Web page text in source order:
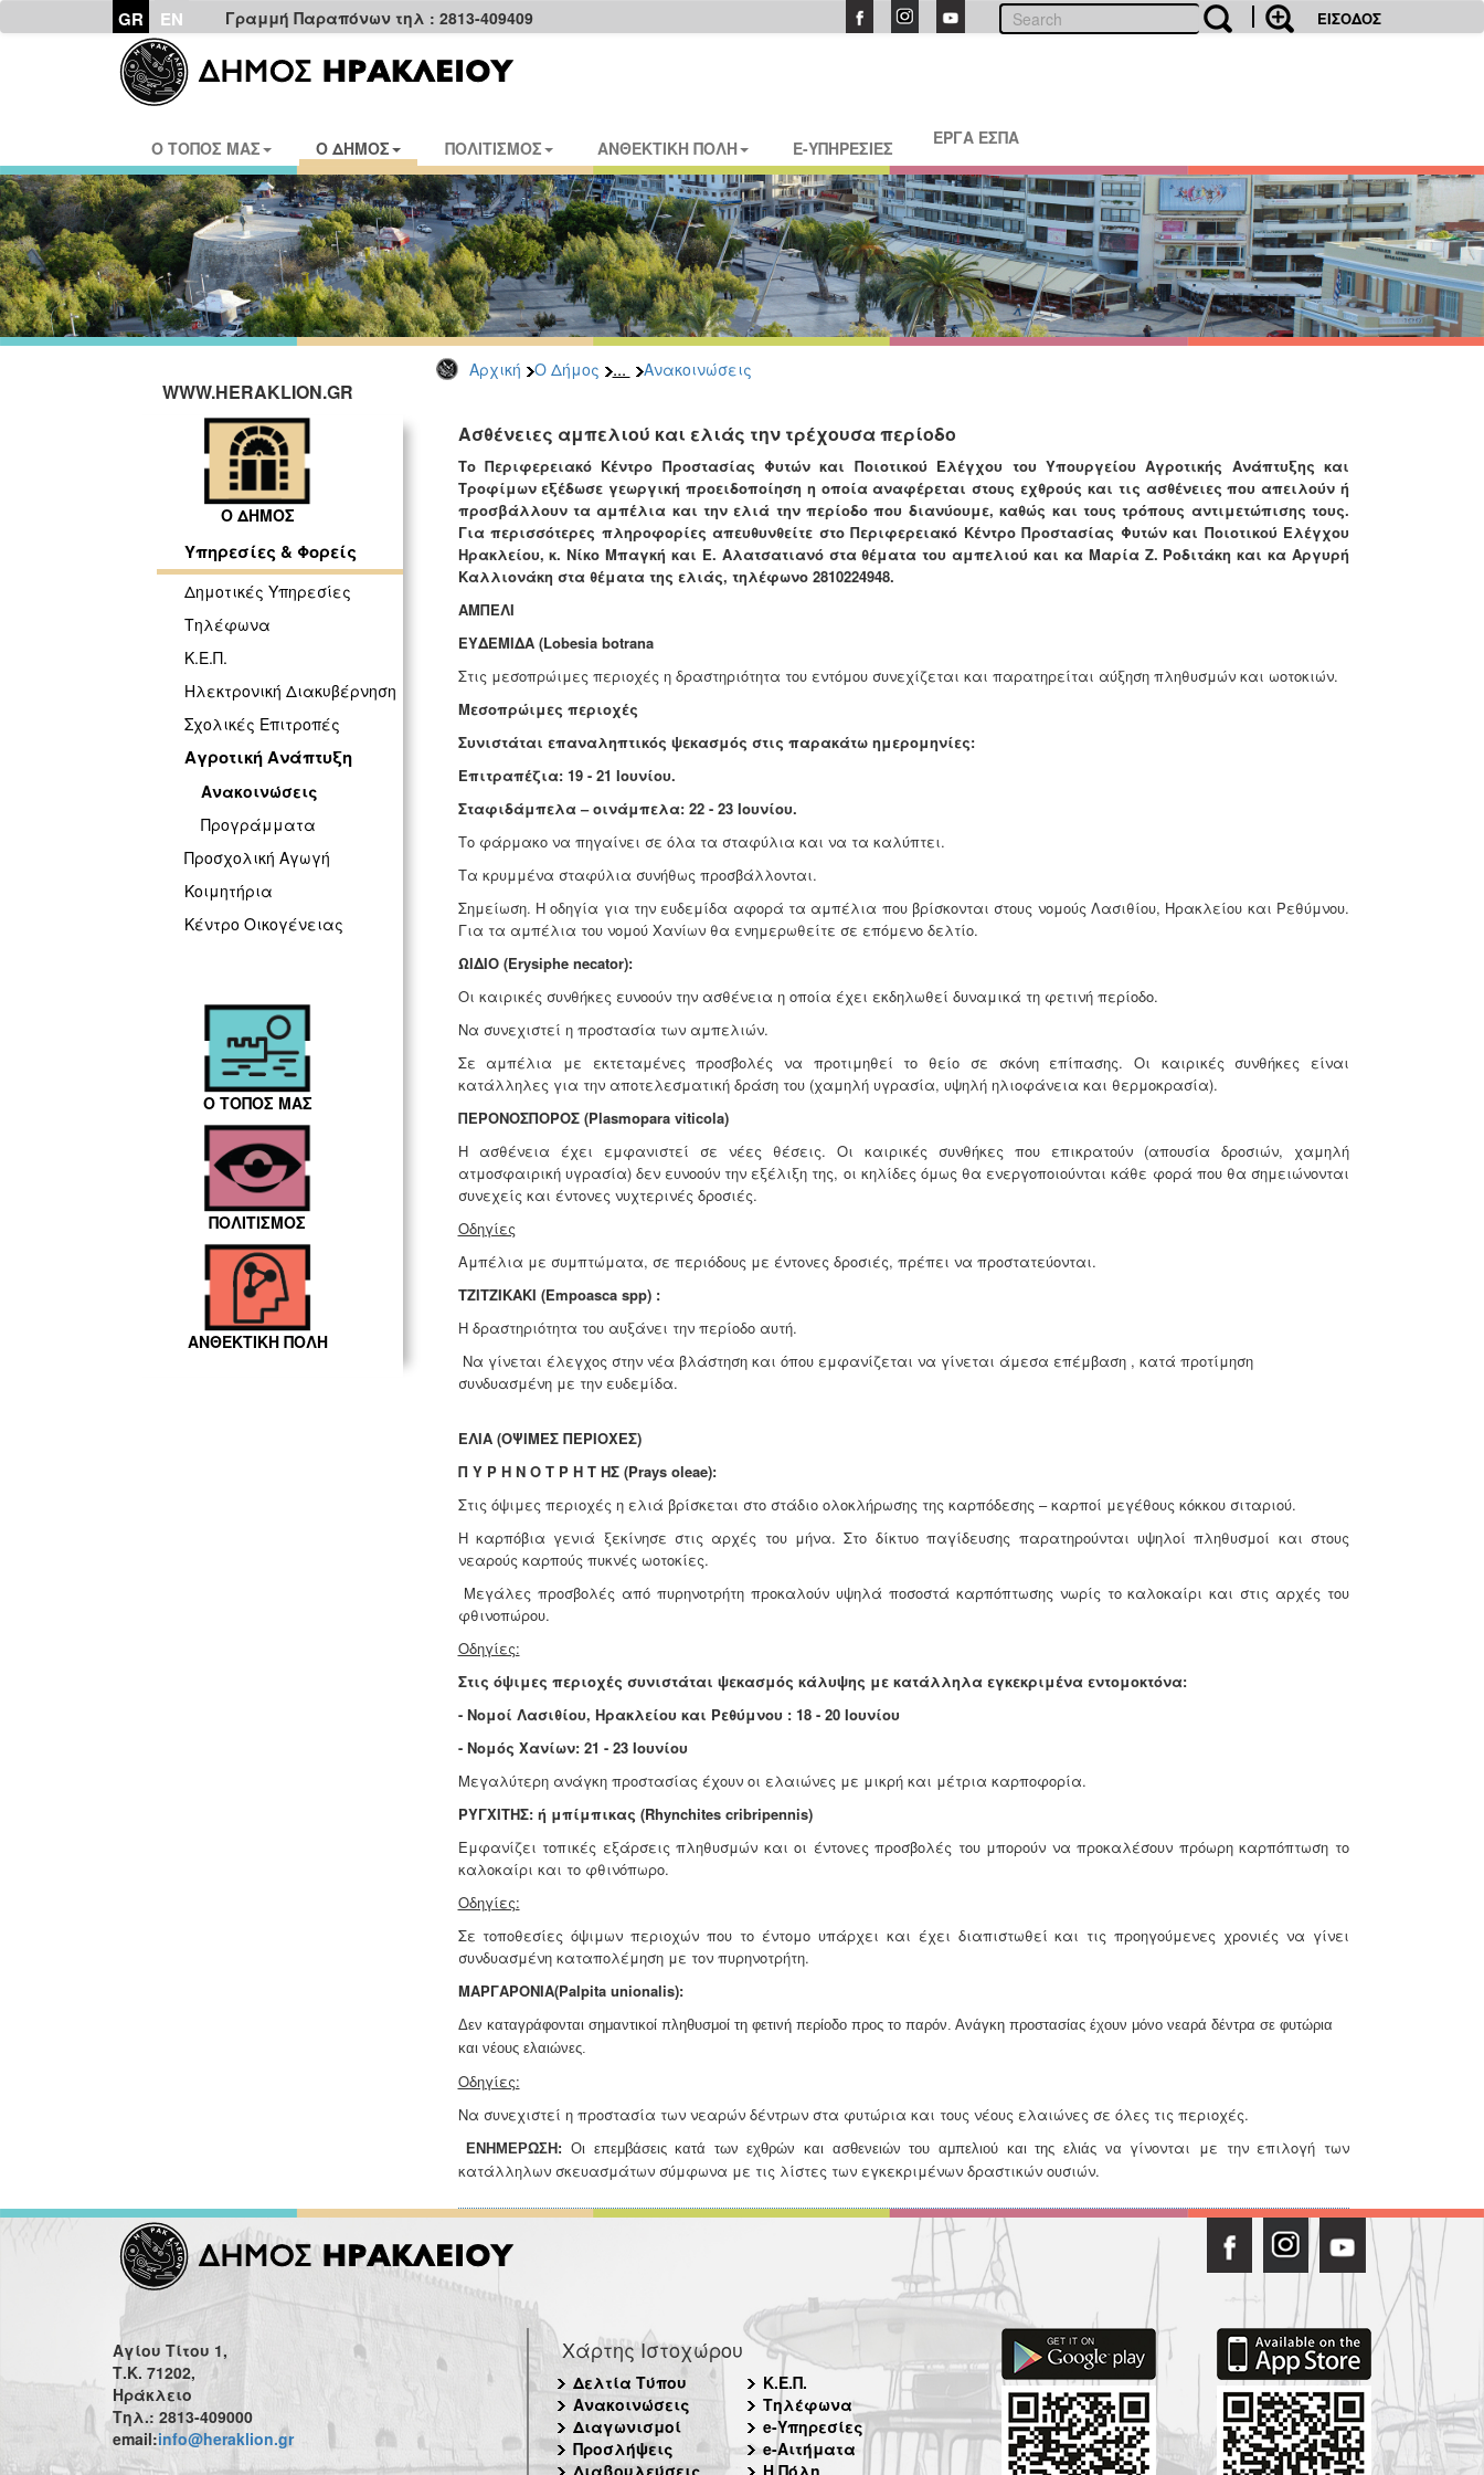
GR EN Γραμμή Παραπόνων τηλ : 2813-409409 ΕΙΣΟΔΟΣ
Ο ΤΟΠΟΣ ΜΑΣ Ο ΔΗΜΟΣ ΠΟΛΙΤΙΣΜΟΣ ΑΝΘΕΚΤΙΚΗ ΠΟΛΗ E-ΥΠΗΡΕΣΙΕΣ ΕΡΓΑ ΕΣΠΑ
Αρχική Ο Δήμος ... Ανακοινώσεις
WWW.HERAKLION.GR
Ο ΔΗΜΟΣ
Υπηρεσίες & Φορείς
Δημοτικές Υπηρεσίες
Τηλέφωνα
Κ.Ε.Π.
Ηλεκτρονική Διακυβέρνηση
Σχολικές Επιτροπές
Αγροτική Ανάπτυξη
Ανακοινώσεις
Προγράμματα
Προσχολική Αγωγή
Κοιμητήρια
Κέντρο Οικογένειας
Ο ΤΟΠΟΣ ΜΑΣ
ΠΟΛΙΤΙΣΜΟΣ
ΑΝΘΕΚΤΙΚΗ ΠΟΛΗ
Ασθένειες αμπελιού και ελιάς την τρέχουσα περίοδο
Το Περιφερειακό Κέντρο Προστασίας Φυτών και Ποιοτικού Ελέγχου του Υπουργείου Αγροτικής Ανάπτυξης και
Τροφίμων εξέδωσε γεωργική προειδοποίηση η οποία αναφέρεται στους εχθρούς και τις ασθένειες που απειλούν ή
προσβάλλουν τα αμπέλια και την ελιά την περίοδο που διανύουμε, καθώς και τους τρόπους αντιμετώπισης τους.
Για περισσότερες πληροφορίες απευθυνθείτε στο Περιφερειακό Κέντρο Προστασίας Φυτών και Ποιοτικού Ελέγχου
Ηρακλείου, κ. Νίκο Μπαγκή και Ε. Αλατσατιανό στα θέματα του αμπελιού και κα Μαρία Ζ. Ροδιτάκη και κα Αργυρή
Καλλιονάκη στα θέματα της ελιάς, τηλέφωνο 2810224948.
ΑΜΠΕΛΙ
ΕΥΔΕΜΙΔΑ (Lobesia botrana
Στις μεσοπρώιμες περιοχές η δραστηριότητα του εντόμου συνεχίζεται και παρατηρείται αύξηση πληθυσμών και ωοτοκιών.
Μεσοπρώιμες περιοχές
Συνιστάται επαναληπτικός ψεκασμός στις παρακάτω ημερομηνίες:
Επιτραπέζια: 19 - 21 Ιουνίου.
Σταφιδάμπελα – οινάμπελα: 22 - 23 Ιουνίου.
Το φάρμακο να πηγαίνει σε όλα τα σταφύλια και να τα καλύπτει.
Τα κρυμμένα σταφύλια συνήθως προσβάλλονται.
Σημείωση. Η οδηγία για την ευδεμίδα αφορά τα αμπέλια που βρίσκονται στους νομούς Λασιθίου, Ηρακλείου και Ρεθύμνου.
Για τα αμπέλια του νομού Χανίων θα ενημερωθείτε σε επόμενο δελτίο.
ΩΙΔΙΟ (Erysiphe necator):
Οι καιρικές συνθήκες ευνοούν την ασθένεια η οποία έχει εκδηλωθεί δυναμικά τη φετινή περίοδο.
Να συνεχιστεί η προστασία των αμπελιών.
Σε αμπέλια με εκτεταμένες προσβολές να προτιμηθεί το θείο σε σκόνη επίπασης. Οι καιρικές συνθήκες είναι
κατάλληλες για την αποτελεσματική δράση του (χαμηλή υγρασία, υψηλή ηλιοφάνεια και θερμοκρασία).
ΠΕΡΟΝΟΣΠΟΡΟΣ (Plasmopara viticola)
Η ασθένεια έχει εμφανιστεί σε νέες θέσεις. Οι καιρικές συνθήκες που επικρατούν (απουσία δροσιών, χαμηλή
ατμοσφαιρική υγρασία) δεν ευνοούν την εξέλιξη της, οι κηλίδες όμως θα ενεργοποιούνται κάθε φορά που θα σημειώνονται
συνεχείς και έντονες νυχτερινές δροσιές.
Οδηγίες
Αμπέλια με συμπτώματα, σε περιόδους με έντονες δροσιές, πρέπει να προστατεύονται.
TZITZIKAKI (Empoasca spp) :
Η δραστηριότητα του αυξάνει την περίοδο αυτή.
Να γίνεται έλεγχος στην νέα βλάστηση και όπου εμφανίζεται να γίνεται άμεσα επέμβαση , κατά προτίμηση
συνδυασμένη με την ευδεμίδα.
ΕΛΙΑ (ΟΨΙΜΕΣ ΠΕΡΙΟΧΕΣ)
Π Υ Ρ Η Ν Ο Τ Ρ Η Τ ΗΣ (Prays oleae):
Στις όψιμες περιοχές η ελιά βρίσκεται στο στάδιο ολοκλήρωσης της καρπόδεσης – καρποί μεγέθους κόκκου σιταριού.
Η καρπόβια γενιά ξεκίνησε στις αρχές του μήνα. Στο δίκτυο παγίδευσης παρατηρούνται υψηλοί πληθυσμοί και στους
νεαρούς καρπούς πυκνές ωοτοκίες.
Μεγάλες προσβολές από πυρηνοτρήτη προκαλούν υψηλά ποσοστά καρπόπτωσης νωρίς το καλοκαίρι και στις αρχές του
φθινοπώρου.
Οδηγίες:
Στις όψιμες περιοχές συνιστάται ψεκασμός κάλυψης με κατάλληλα εγκεκριμένα εντομοκτόνα:
- Νομοί Λασιθίου, Ηρακλείου και Ρεθύμνου : 18 - 20 Ιουνίου
- Νομός Χανίων: 21 - 23 Ιουνίου
Μεγαλύτερη ανάγκη προστασίας έχουν οι ελαιώνες με μικρή και μέτρια καρποφορία.
ΡΥΓΧΙΤΗΣ: ή μπίμπικας (Rhynchites cribripennis)
Εμφανίζει τοπικές εξάρσεις πληθυσμών και οι έντονες προσβολές του μπορούν να προκαλέσουν πρόωρη καρπόπτωση το
καλοκαίρι και το φθινόπωρο.
Οδηγίες:
Σε τοποθεσίες όψιμων περιοχών που το έντομο υπάρχει και έχει διαπιστωθεί και τις προηγούμενες χρονιές να γίνει
συνδυασμένη καταπολέμηση με τον πυρηνοτρήτη.
ΜΑΡΓΑΡΟΝΙΑ(Palpita unionalis):
Δεν καταγράφονται σημαντικοί πληθυσμοί τη φετινή περίοδο προς το παρόν. Ανάγκη προστασίας έχουν μόνο νεαρά δέντρα σε φυτώρια
και νέους ελαιώνες.
Οδηγίες:
Να συνεχιστεί η προστασία των νεαρών δέντρων στα φυτώρια και τους νέους ελαιώνες σε όλες τις περιοχές.
ΕΝΗΜΕΡΩΣΗ: Οι επεμβάσεις κατά των εχθρών και ασθενειών του αμπελιού και της ελιάς να γίνονται με την επιλογή των
κατάλληλων σκευασμάτων σύμφωνα με τις λίστες των εγκεκριμένων δραστικών ουσιών.
Αγίου Τίτου 1,
Τ.Κ. 71202,
Ηράκλειο
Τηλ.: 2813-409000
email:info@heraklion.gr
Χάρτης Ιστοχώρου
Δελτία Τύπου
Ανακοινώσεις
Διαγωνισμοί
Προσλήψεις
Διαβουλεύσεις
Κ.Ε.Π.
Τηλέφωνα
e-Υπηρεσίες
e-Αιτήματα
Η Πόλη